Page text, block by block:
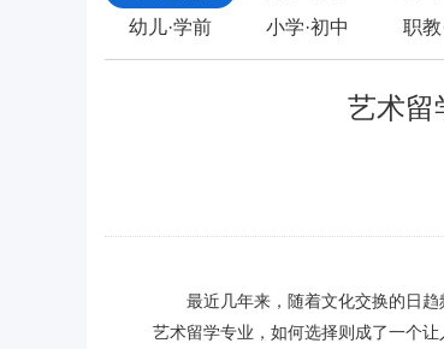
幼儿·学前
小学·初中 职教
艺术留
最近几年来，随着文化交换的日
艺术留学专业，如何选择则成了一个